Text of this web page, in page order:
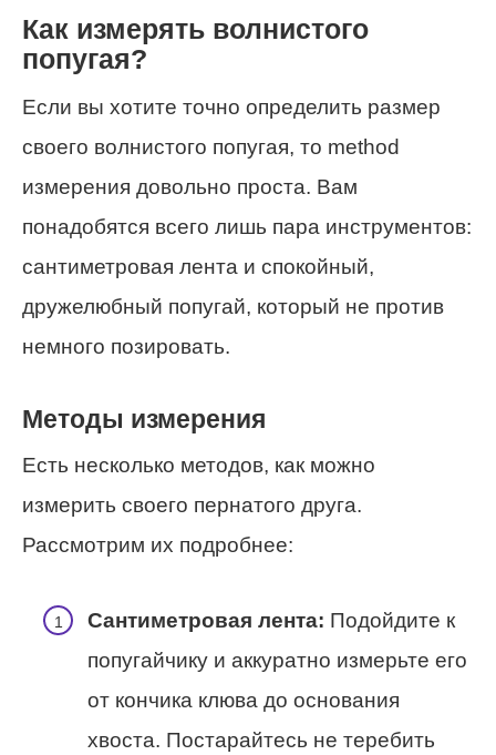
Как измерять волнистого
попугая?
Если вы хотите точно определить размер
своего волнистого попугая, то method
измерения довольно проста. Вам
понадобятся всего лишь пара инструментов:
сантиметровая лента и спокойный,
дружелюбный попугай, который не против
немного позировать.
Методы измерения
Есть несколько методов, как можно
измерить своего пернатого друга.
Рассмотрим их подробнее:
Сантиметровая лента: Подойдите к
попугайчику и аккуратно измерьте его
от кончика клюва до основания
хвоста. Постарайтесь не теребить